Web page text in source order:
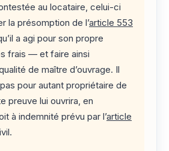
au locataire, celui-ci
la présomption de l’article 553
a agi pour son propre
frais — et faire ainsi
de maître d’ouvrage. Il
pour autant propriétaire de
preuve lui ouvrira, en
à indemnité prévu par l’article